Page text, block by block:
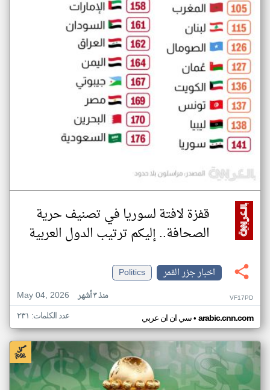
قفزة لافتة لسوريا في تصنيف حرية
الصحافة.. إليكم ترتيب الدول العربية
اخبار جزر القمر
Politics
May 04, 2026
منذ ٣ أشهر VF17PD
سي ان ان عربي• arabic.cnn.com عدد الكلمات: ٢٣١